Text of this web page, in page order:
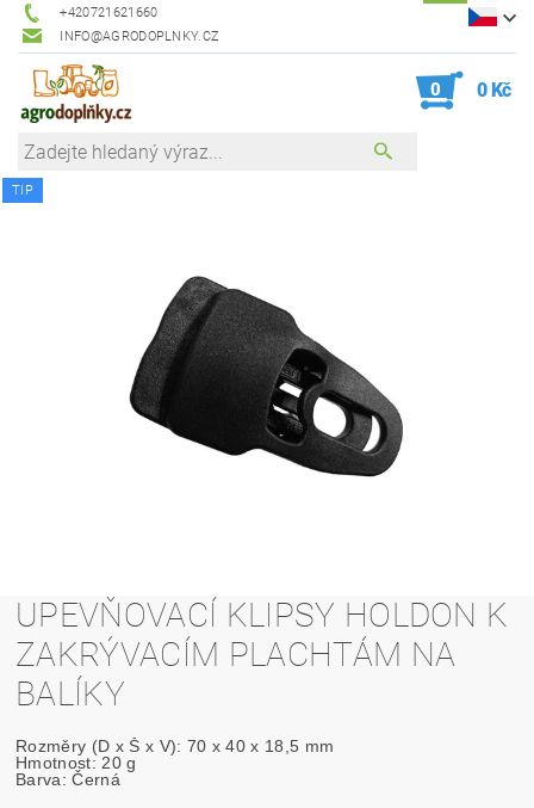
+420721621660
INFO@AGRODOPLNKY.CZ
0 0 Kč
TIP
UPEVŇOVACÍ KLIPSY HOLDON K
ZAKRÝVACÍM PLACHTÁM NA
BALÍKY
Rozměry (D x Š x V): 70 x 40 x 18,5 mm
Hmotnost: 20 g
Barva: Černá